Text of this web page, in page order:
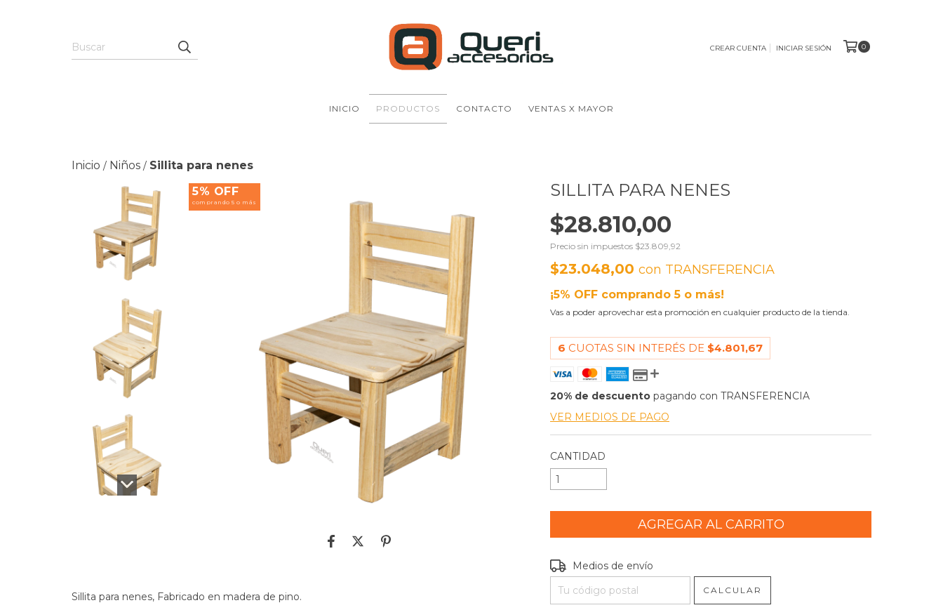
CREAR CUENTA INICIAR SESIÓN 0
INICIO PRODUCTOS CONTACTO VENTAS X MAYOR
Inicio / Niños / Sillita para nenes
5% OFF
comprando 5 o más
Sillita para nenes, Fabricado en madera de pino.
SILLITA PARA NENES
$28.810,00
Precio sin impuestos $23.809,92
$23.048,00con TRANSFERENCIA
¡5% OFF comprando 5 o más!
Vas a poder aprovechar esta promoción en cualquier producto de la tienda.
6 CUOTAS SIN INTERÉS DE $4.801,67
20% de descuento pagando con TRANSFERENCIA
VER MEDIOS DE PAGO
CANTIDAD
Entregas para el CP:
Medios de envío
CALCULAR